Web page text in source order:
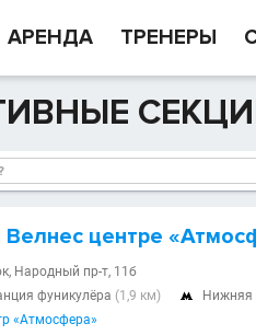
АРЕНДА ТРЕНЕРЫ
Велнес центре
Народный пр-т, 11б
фуникулёра (1,9 км)  Нижняя
«Атмосфера»